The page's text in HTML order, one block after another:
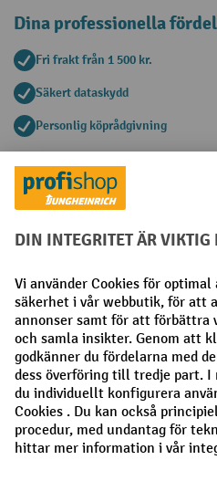
Dina professionella
Fri frakt från 1 500 kr.
Säkert dataskydd
Personlig köprådgivning
Betalningsmetoder
Faktura
Sociala nätverk
Facebook
LinkedIn
Instagram
Allmänna villkor Utgivare